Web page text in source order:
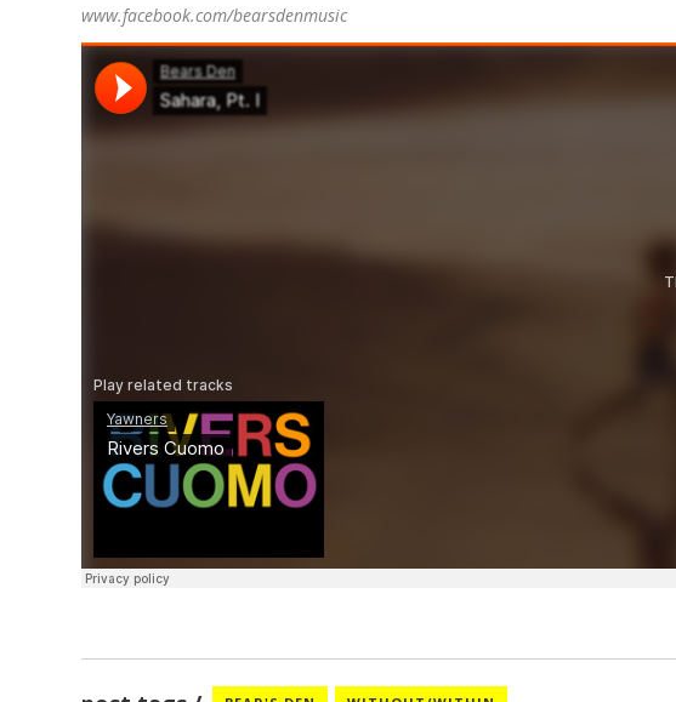
www.facebook.com/bearsdenmusic